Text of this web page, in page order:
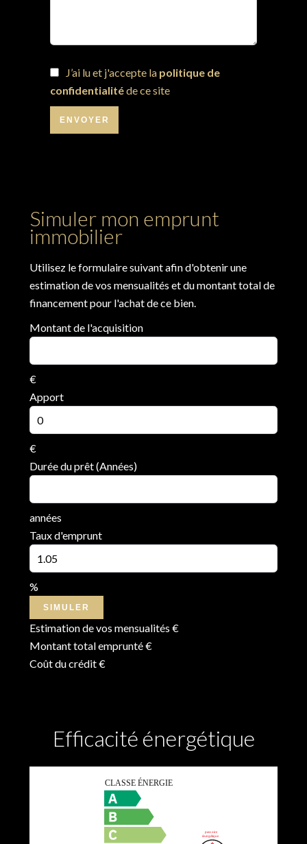
J’ai lu et j'accepte la politique de
confidentialitéde ce site
ENVOYER
Simuler mon emprunt
immobilier
Utilisez le formulaire suivant afin d'obtenir une
estimation de vos mensualités et du montant total de
financement pour l'achat de ce bien.
Montant de l'acquisition
€
Apport
€
Durée du prêt (Années)
années
Taux d'emprunt
%
SIMULER
Estimation de vos mensualités €
Montant total emprunté€
Coût du crédit€
Efficacité énergétique